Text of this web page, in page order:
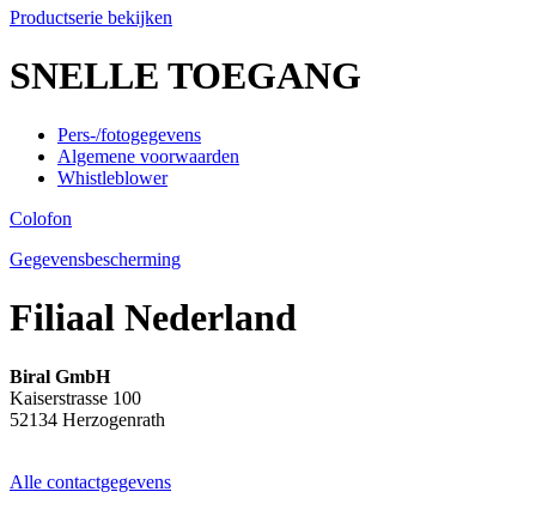
Productserie bekijken
SNELLE TOEGANG
Pers-/fotogegevens
Algemene voorwaarden
Whistleblower
Colofon
Gegevensbescherming
Filiaal Nederland
Biral GmbH
Kaiserstrasse 100
52134 Herzogenrath
Alle contactgegevens